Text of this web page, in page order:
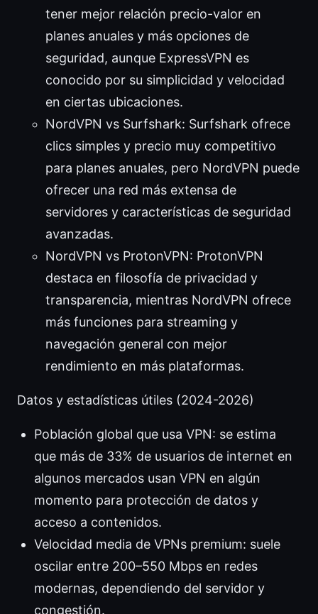
tener mejor relación precio-valor en
planes anuales y más opciones de
seguridad, aunque ExpressVPN es
conocido por su simplicidad y velocidad
en ciertas ubicaciones.
NordVPN vs Surfshark: Surfshark ofrece
clics simples y precio muy competitivo
para planes anuales, pero NordVPN puede
ofrecer una red más extensa de
servidores y características de seguridad
avanzadas.
NordVPN vs ProtonVPN: ProtonVPN
destaca en filosofía de privacidad y
transparencia, mientras NordVPN ofrece
más funciones para streaming y
navegación general con mejor
rendimiento en más plataformas.
Datos y estadísticas útiles (2024-2026)
Población global que usa VPN: se estima
que más de 33% de usuarios de internet en
algunos mercados usan VPN en algún
momento para protección de datos y
acceso a contenidos.
Velocidad media de VPNs premium: suele
oscilar entre 200–550 Mbps en redes
modernas, dependiendo del servidor y
congestión.